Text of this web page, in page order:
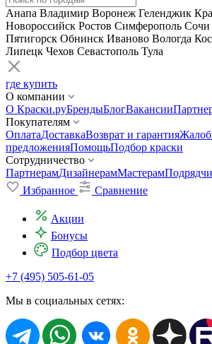
Анапа Владимир Воронеж Геленджик
Новороссийск Ростов Симферополь Сочи
Пятигорск Обнинск Иваново Вологда
Липецк Чехов Севастополь Тула
где купить
О компании
О Краски.руБрендыБлогВакансии
Покупателям
ОплатаДоставкаВозврат и гарантия
предложенияПомощьПодбор краски
Сотрудничество
ПартнерамДизайнерамМастерам
Избранное
Сравнение
Акции
Бонусы
Подбор цвета
+7 (495) 505-61-05
Мы в социальных сетях: